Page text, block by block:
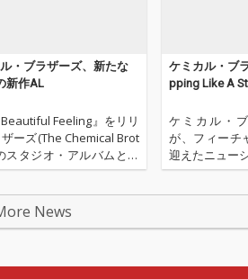
・ブラザーズ、新たな
新作AL
Feeling』をリリ
ーズ(The Chemical Brot
タジオ・アルバムとな
グ・アーティストにフ
ケミカル・ブ
pping Like A
ケミカル・
が、フィーチ
迎えたニュー
リリースした
News